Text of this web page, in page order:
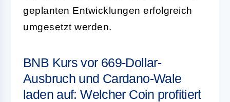
geplanten Entwicklungen erfolgreich
umgesetzt werden.
BNB Kurs vor 669-Dollar-
Ausbruch und Cardano-Wale
laden auf: Welcher Coin profitiert